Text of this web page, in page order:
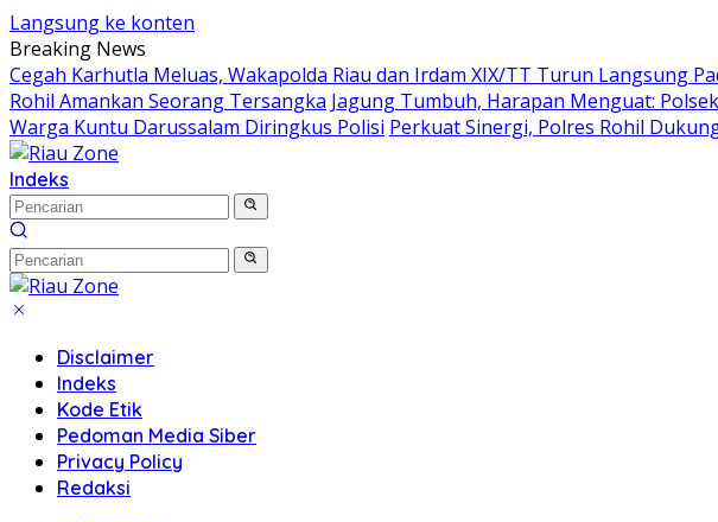
Langsung ke konten
Breaking News
Cegah Karhutla Meluas, Wakapolda Riau dan Irdam XIX/TT Turun Langsung
Rohil Amankan Seorang Tersangka Jagung Tumbuh, Harapan Menguat:
Warga Kuntu Darussalam Diringkus Polisi Perkuat Sinergi, Polres Rohil
Indeks
Disclaimer
Indeks
Kode Etik
Pedoman Media Siber
Privacy Policy
Redaksi